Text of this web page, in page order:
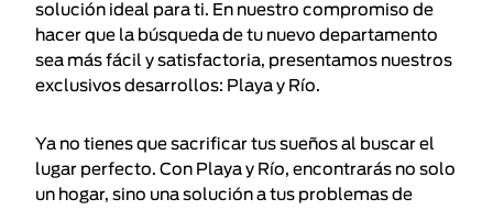
solución ideal para ti. En nuestro compromiso de
hacer que la búsqueda de tu nuevo departamento
sea más fácil y satisfactoria, presentamos nuestros
exclusivos desarrollos: Playa y Río.
Ya no tienes que sacrificar tus sueños al buscar el
lugar perfecto. Con Playa y Río, encontrarás no solo
un hogar, sino una solución a tus problemas de